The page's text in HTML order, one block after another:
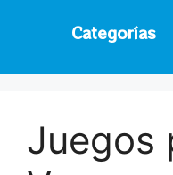
Categorías
Juegos